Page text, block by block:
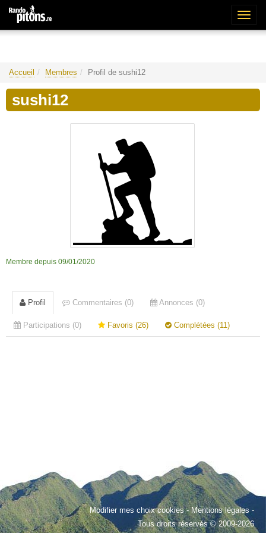
Accueil Membres Profil de sushi12
sushi12
Membre depuis 09/01/2020
Profil Commentaires (0) Annonces (0)
Participations (0) Favoris (26) Complétées (11)
Modifier mes choix cookies-Mentions légales -
Tous droits réservés © 2009-2026